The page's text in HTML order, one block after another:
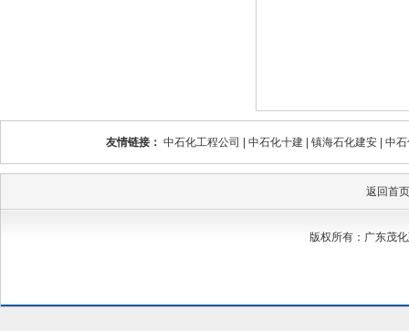
友情链接： 中石化工程公司 中石化十建 镇海石化建安 中
返回首页
版权所有：广东茂